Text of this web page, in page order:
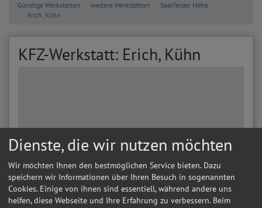
Günstige Werkstätten weitere Werkstätten
Saalfelder Höhe
Erich, Kühn
KFZ-Werkstatt: Erich, Kühn
Dienste, die wir nutzen möchten
Wir möchten Ihnen den bestmöglichen Service bieten. Dazu
speichern wir Informationen über Ihren Besuch in sogenannten
Cookies. Einige von ihnen sind essentiell, während andere uns
helfen, diese Webseite und Ihre Erfahrung zu verbessern. Beim